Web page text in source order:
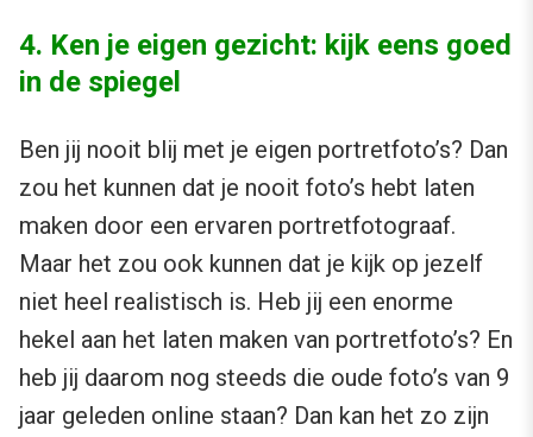
4. Ken je eigen gezicht: kijk eens goed
in de spiegel
Ben jij nooit blij met je eigen portretfoto’s? Dan
zou het kunnen dat je nooit foto’s hebt laten
maken door een ervaren portretfotograaf.
Maar het zou ook kunnen dat je kijk op jezelf
niet heel realistisch is. Heb jij een enorme
hekel aan het laten maken van portretfoto’s? En
heb jij daarom nog steeds die oude foto’s van 9
jaar geleden online staan? Dan kan het zo zijn